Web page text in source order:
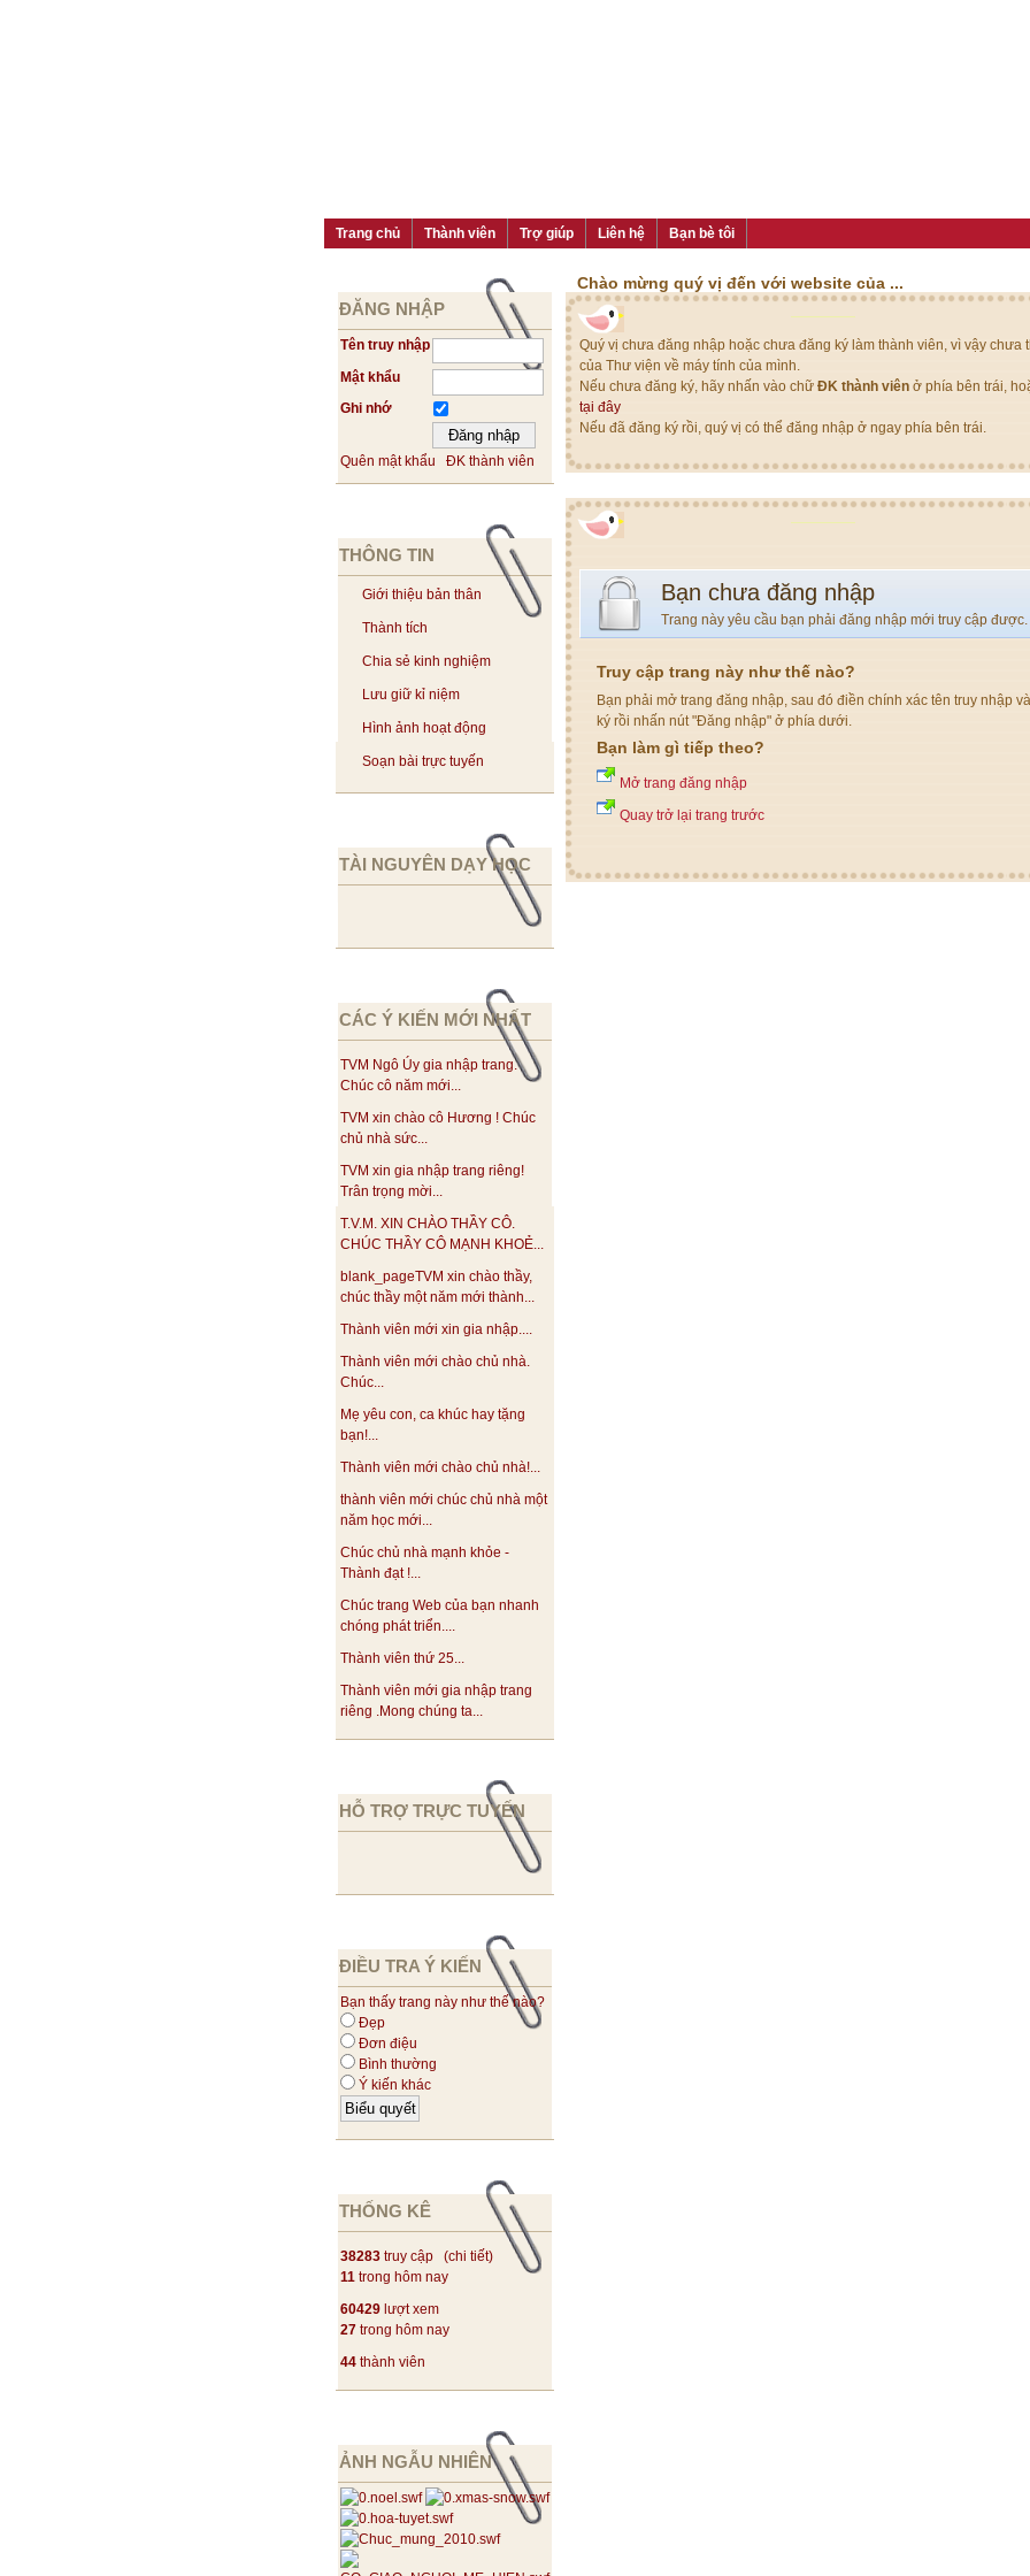
Trang chủ Thành viên Trợ giúp Liên hệ Bạn bè tôi
ĐĂNG NHẬP
Tên truy nhập
Mật khẩu
Ghi nhớ
Quên mật khẩu ĐK thành viên
THÔNG TIN
Giới thiệu bản thân
Thành tích
Chia sẻ kinh nghiệm
Lưu giữ kỉ niệm
Hình ảnh hoạt động
Soạn bài trực tuyến
TÀI NGUYÊN DẠY HỌC
CÁC Ý KIẾN MỚI NHẤT
TVM Ngô Úy gia nhập trang.
Chúc cô năm mới...
TVM xin chào cô Hương ! Chúc
chủ nhà sức...
TVM xin gia nhập trang riêng!
Trân trọng mời...
T.V.M. XIN CHÀO THẦY CÔ.
CHÚC THẦY CÔ MẠNH KHOẺ...
blank_pageTVM xin chào thầy,
chúc thầy một năm mới thành...
Thành viên mới xin gia nhập....
Thành viên mới chào chủ nhà.
Chúc...
Mẹ yêu con, ca khúc hay tặng
bạn!...
Thành viên mới chào chủ nhà!...
thành viên mới chúc chủ nhà một
năm học mới...
Chúc chủ nhà mạnh khỏe -
Thành đạt !...
Chúc trang Web của bạn nhanh
chóng phát triển....
Thành viên thứ 25...
Thành viên mới gia nhập trang
riêng .Mong chúng ta...
HỖ TRỢ TRỰC TUYẾN
ĐIỀU TRA Ý KIẾN
Bạn thấy trang này như thế nào?
Đẹp
Đơn điệu
Bình thường
Ý kiến khác
THỐNG KÊ
38283 truy cập (chi tiết)
11 trong hôm nay
60429 lượt xem
27 trong hôm nay
44 thành viên
ẢNH NGẪU NHIÊN
Chào mừng quý vị đến với website của ...
Quý vị chưa đăng nhập hoặc chưa đăng ký làm thành viên, vì vậy chưa
của Thư viện về máy tính của mình.
Nếu chưa đăng ký, hãy nhấn vào chữ ĐK thành viên ở phía bên trái,
tại đây
Nếu đã đăng ký rồi, quý vị có thể đăng nhập ở ngay phía bên trái.
Bạn chưa đăng nhập
Trang này yêu cầu bạn phải đăng nhập mới truy cập được.
Truy cập trang này như thế nào?
Bạn phải mở trang đăng nhập, sau đó điền chính xác tên truy nhập
ký rồi nhấn nút "Đăng nhập" ở phía dưới.
Bạn làm gì tiếp theo?
Mở trang đăng nhập
Quay trở lại trang trước